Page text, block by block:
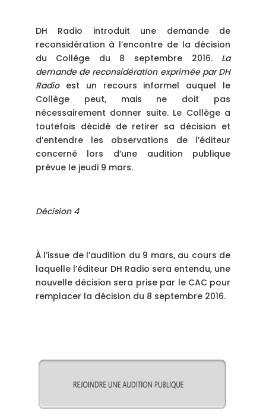
DH Radio introduit une demande de
reconsidération à l’encontre de la décision
du Collège du 8 septembre 2016.La
demande de reconsidération exprimée par DH
Radio est un recours informel auquel le
Collège peut, mais ne doit pas
nécessairement donner suite. Le Collège a
toutefois décidé de retirer sa décision et
d’entendre les observations de l’éditeur
concerné lors d’une audition publique
prévue le jeudi 9 mars.
Décision 4
À l’issue de l’audition du 9 mars, au cours de
laquelle l’éditeur DH Radio sera entendu, une
nouvelle décision sera prise par le CAC pour
remplacer la décision du 8 septembre 2016.